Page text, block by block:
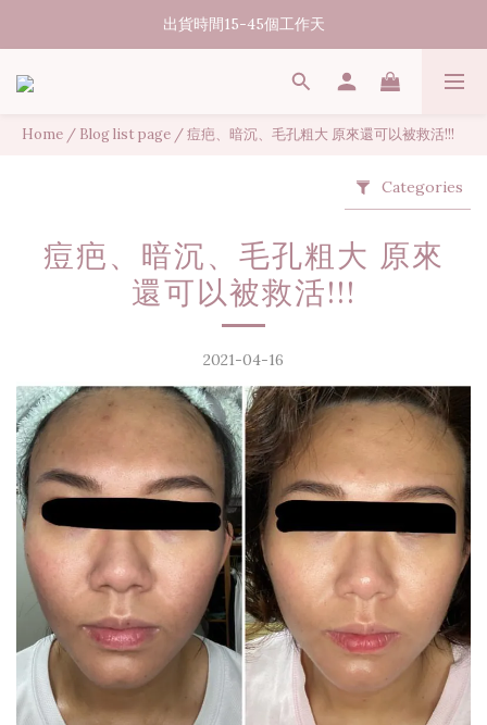
07/31-08/08 煥新盛夏 | 夏日美好節
出貨時間15-45個工作天
消費滿3000元享台灣境內免運
Home / Blog list page /痘疤、暗沉、毛孔粗大 原來還可以被救活!!!
Categories
痘疤、暗沉、毛孔粗大 原來
還可以被救活!!!
2021-04-16